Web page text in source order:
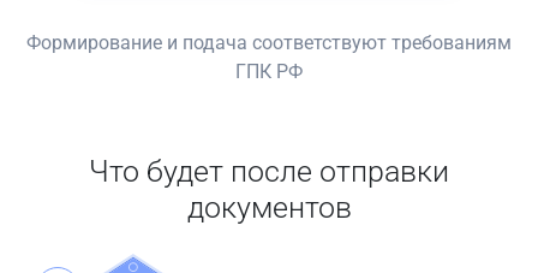
Формирование и подача соответствуют требованиям
ГПК РФ
Что будет после отправки
документов